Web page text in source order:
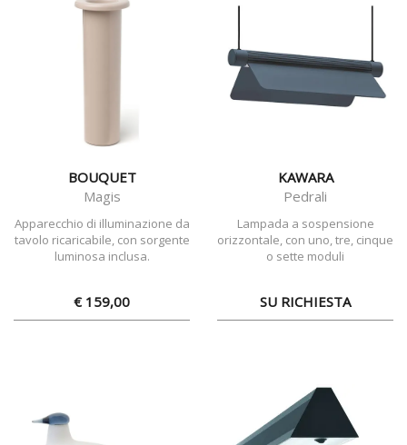
BOUQUET
Magis
Apparecchio di illuminazione da
tavolo ricaricabile, con sorgente
luminosa inclusa.
€ 159,00
KAWARA
Pedrali
Lampada a sospensione
orizzontale, con uno, tre, cinque
o sette moduli
SU RICHIESTA